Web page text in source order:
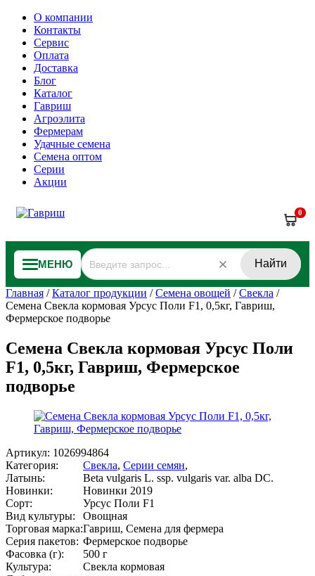
О компании
Контакты
Сервис
Оплата
Доставка
Блог
Каталог
Гавриш
Агроэлита
Фермерам
Удачные семена
Семена оптом
Серии
Акции
0
МЕНЮ Найти
Главная /Каталог продукции /Семена овощей /Свекла /
Семена Свекла кормовая Урсус Поли F1, 0,5кг, Гавриш,
Фермерское подворье
Семена Свекла кормовая Урсус Поли
F1, 0,5кг, Гавриш, Фермерское
подворье
Артикул: 1026994864
Категория:
Свекла, Серии семян,
Латынь:
Beta vulgaris L. ssp. vulgaris var. alba DC.
Новинки:
Новинки 2019
Сорт:
Урсус Поли F1
Вид культуры:
Овощная
Торговая марка:Гавриш, Семена для фермера
Серия пакетов: Фермерское подворье
Фасовка (г):
500 г
Культура:
Свекла кормовая